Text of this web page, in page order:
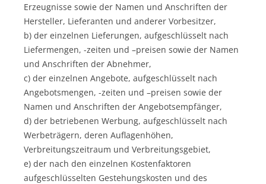
Erzeugnisse sowie der Namen und Anschriften der
Hersteller, Lieferanten und anderer Vorbesitzer,
b) der einzelnen Lieferungen, aufgeschlüsselt nach
Liefermengen, -zeiten und –preisen sowie der Namen
und Anschriften der Abnehmer,
c) der einzelnen Angebote, aufgeschlüsselt nach
Angebotsmengen, -zeiten und –preisen sowie der
Namen und Anschriften der Angebotsempfänger,
d) der betriebenen Werbung, aufgeschlüsselt nach
Werbeträgern, deren Auflagenhöhen,
Verbreitungszeitraum und Verbreitungsgebiet,
e) der nach den einzelnen Kostenfaktoren
aufgeschlüsselten Gestehungskosten und des